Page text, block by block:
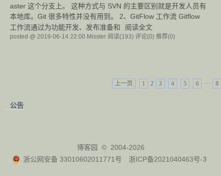
aster 这个分支上。 这种方式与 SVN 的主要区别就是开发人员有
本地库。Git 很多特性并没有用到。 2、GitFlow 工作流 Gitflow
工作流通过为功能开发、发布准备和
阅读全文
posted @ 2019-06-14 22:00 Misster 阅读(193) 评论(0) 推荐(0)
上一页 1 2 3 4 5 6 ··· 8
公告
博客园
© 2004-2026
浙公网安备 33010602011771号
浙ICP备2021040463号-3